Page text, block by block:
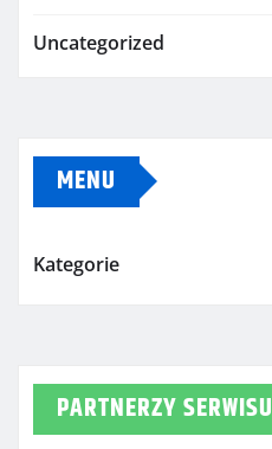
Uncategorized
MENU
Kategorie
PARTNERZY SERWISU